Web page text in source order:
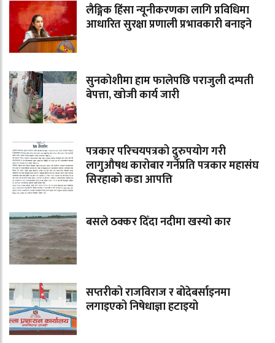
लैङ्गिक हिंसा न्यूनीकरणका लागि प्रविधिमा
आधारित सुरक्षा प्रणाली प्रभावकारी बनाइने
सुनकोशीमा हाम फालेपछि पराजुली दम्पती
बेपत्ता, खोजी कार्य जारी
पत्रकार परिचयपत्रको दुरुपयोग गरी
लागुऔषध कारोबार गर्नेप्रति पत्रकार महासंघ
सिरहाको कडा आपत्ति
बसले ठक्कर दिँदा नदीमा खस्यो कार
सप्तरीको राजविराज र बोदेबर्साइनमा
लगाइएको निषेधाज्ञा हटाइयो